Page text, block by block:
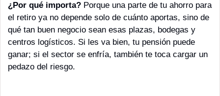
¿Por qué importa? Porque una parte de tu ahorro para
el retiro ya no depende solo de cuánto aportas, sino de
qué tan buen negocio sean esas plazas, bodegas y
centros logísticos. Si les va bien, tu pensión puede
ganar; si el sector se enfría, también te toca cargar un
pedazo del riesgo.